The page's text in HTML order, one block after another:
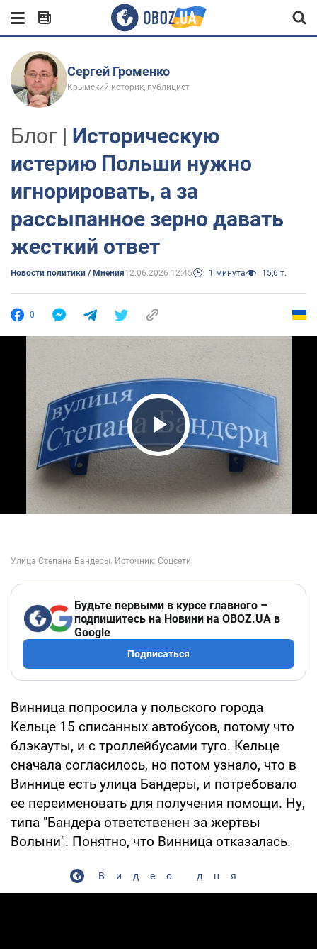
Сергей Громенко
Крымский историк, публицист
Блог | Историческую
истерию Польши нужно
игнорировать, а за
рассыпанное зерно давать
жесткий ответ
Новости политики / Мнения12.06.2026 12:45 1 минута 15,6 т.
0
Play Video
Будьте первыми в курсе главного –
подпишитесь на Новини на OBOZ.UA в
Google
Подписаться
Винница попросила у польского города
Кельце 15 списанных автобусов, потому что
блэкауты, и с троллейбусами туго. Кельце
сначала согласилось, но потом узнало, что в
Виннице есть улица Бандеры, и потребовало
ее переименовать для получения помощи. Ну,
типа "Бандера ответственен за жертвы
Волыни". Понятно, что Винница отказалась.
Видео дня